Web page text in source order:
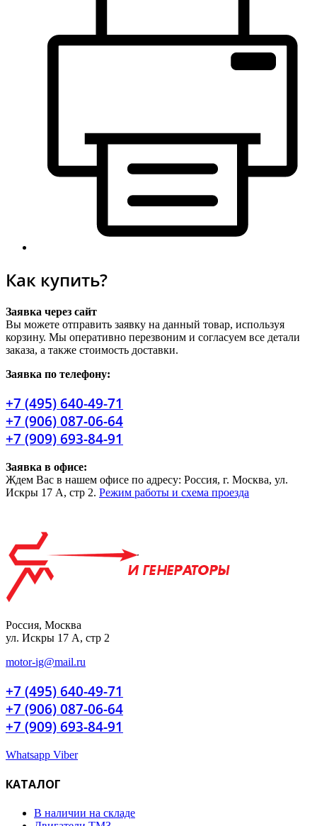
Как купить?
Заявка через сайт
Вы можете отправить заявку на данный товар, используя
корзину. Мы оперативно перезвоним и согласуем все детали
заказа, а также стоимость доставки.
Заявка по телефону:
+7 (495) 640-49-71
+7 (906) 087-06-64
+7 (909) 693-84-91
Заявка в офисе:
Ждем Вас в нашем офисе по адресу: Россия, г. Москва, ул.
Искры 17 А, стр 2. Режим работы и схема проезда
Россия, Москва
ул. Искры 17 А, стр 2
motor-ig@mail.ru
+7 (495) 640-49-71
+7 (906) 087-06-64
+7 (909) 693-84-91
Whatsapp Viber
КАТАЛОГ
В наличии на складе